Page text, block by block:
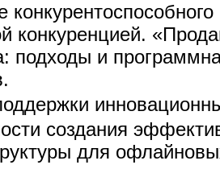
конкуренцией.
подходы и
создания
для